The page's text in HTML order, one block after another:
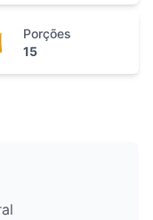
Porções
15